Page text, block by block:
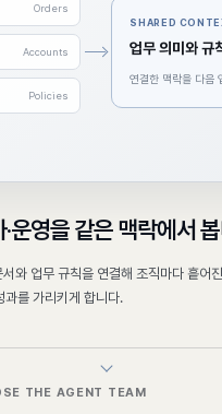
Orders
Accounts
Policies
SHARED
업무 의미와 규
연결한 맥락을 다음
·운영을 같은 맥락에서
와 업무 규칙을 연결해 조직마다 흩어
과를 가리키게 합니다.
THE AGENT TEAM